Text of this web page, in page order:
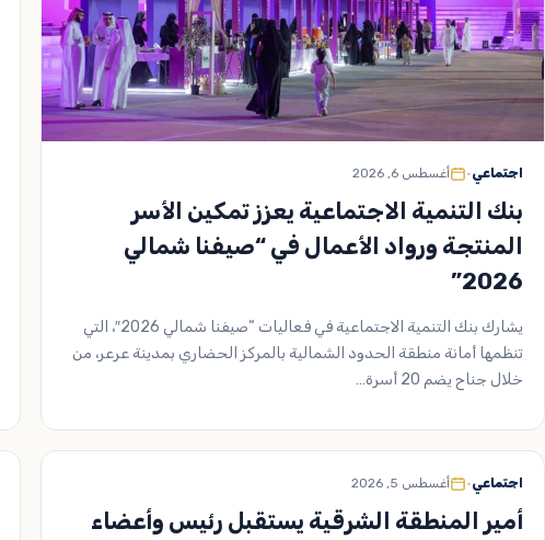
اجتماعي• أغسطس 6, 2026
بنك التنمية الاجتماعية يعزز تمكين الأسر
المنتجة ورواد الأعمال في “صيفنا شمالي
2026”
يشارك بنك التنمية الاجتماعية في فعاليات “صيفنا شمالي 2026″، التي
تنظمها أمانة منطقة الحدود الشمالية بالمركز الحضاري بمدينة عرعر، من
خلال جناح يضم 20 أسرة…
اجتماعي• أغسطس 5, 2026
أمير المنطقة الشرقية يستقبل رئيس وأعضاء